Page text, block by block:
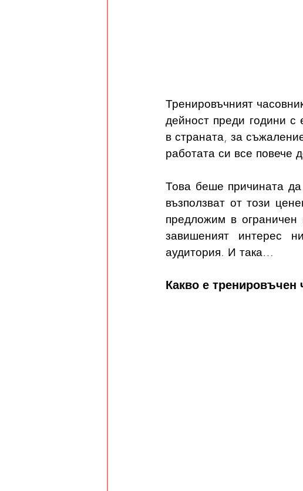
Тренировъчният
дейност преди години с
в страната, за
работата си все повече
Това беше причината
възползват от този
предложим в
завишеният интерес
аудитория. И така…
Какво е тренировъчен